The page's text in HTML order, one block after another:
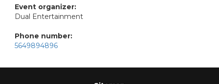
Event organizer:
Dual Entertainment
Phone number:
5649894896